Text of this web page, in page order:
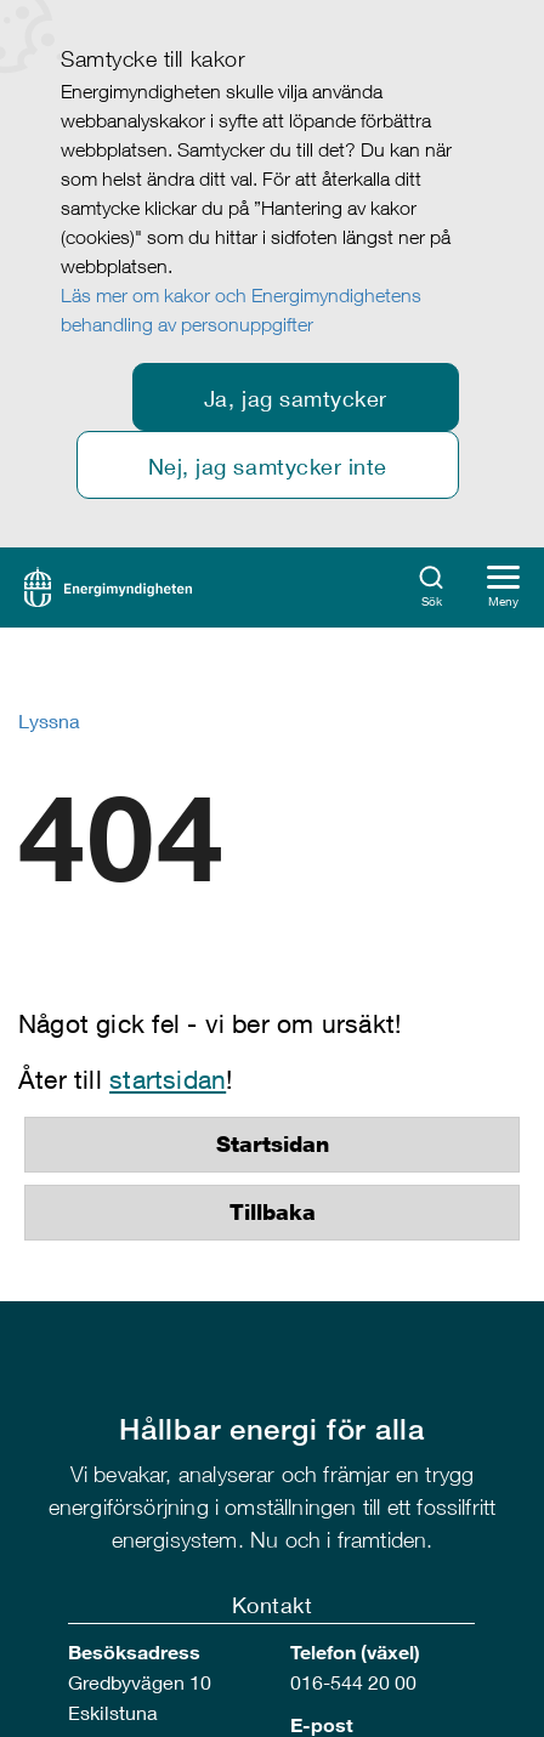
Samtycke till kakor
Energimyndigheten skulle vilja använda
webbanalyskakor i syfte att löpande förbättra
webbplatsen. Samtycker du till det? Du kan när
som helst ändra ditt val. För att återkalla ditt
samtycke klickar du på ”Hantering av kakor
(cookies)" som du hittar i sidfoten längst ner på
webbplatsen.
Läs mer om kakor och Energimyndighetens
behandling av personuppgifter
Ja, jag samtycker
Nej, jag samtycker inte
Sök Meny
Lyssna
404
Något gick fel - vi ber om ursäkt!
Åter tillstartsidan!
Startsidan
Tillbaka
Hållbar energi för alla
Vi bevakar, analyserar och främjar en trygg
energiförsörjning i omställningen till ett fossilfritt
energisystem. Nu och i framtiden.
Kontakt
Besöksadress
Gredbyvägen 10
Eskilstuna
Telefon (växel)
016-544 20 00
E-post